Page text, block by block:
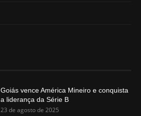
Goiás vence América Mineiro e conquista
a liderança da Série B
23 de agosto de 2025